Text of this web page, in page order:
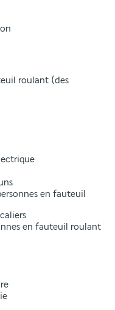
roulant (des
en fauteuil
en fauteuil roulant